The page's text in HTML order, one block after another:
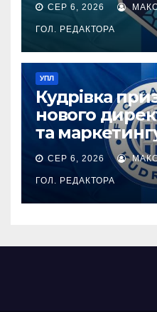
СЕР 6, 2026
ГОЛ. РЕДАКТОРА
УПЛ
Кудрівка
нового
та
СЕР 6, 2026
ГОЛ. РЕДАКТОРА